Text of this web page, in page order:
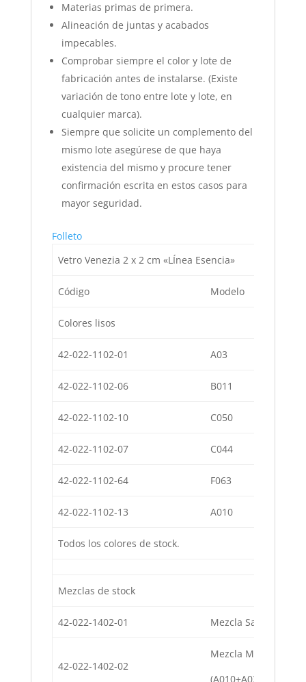
Materias primas de primera.
Alineación de juntas y acabados
impecables.
Comprobar siempre el color y lote de
fabricación antes de instalarse. (Existe
variación de tono entre lote y lote, en
cualquier marca).
Siempre que solicite un complemento del
mismo lote asegúrese de que haya
existencia del mismo y procure tener
confirmación escrita en estos casos para
mayor seguridad.
Folleto
Vetro Venezia 2 x 2 cm «LÍnea Esencia»
Código Modelo
Colores lisos
42-022-1102-01 A03
42-022-1102-06 B011
42-022-1102-10 C050
42-022-1102-07 C044
42-022-1102-64 F063
42-022-1102-13 A010
Todos los colores de stock.
Mezclas de stock
42-022-1402-01 Mezcla Sassari
42-022-1402-02
Mezcla Malibú